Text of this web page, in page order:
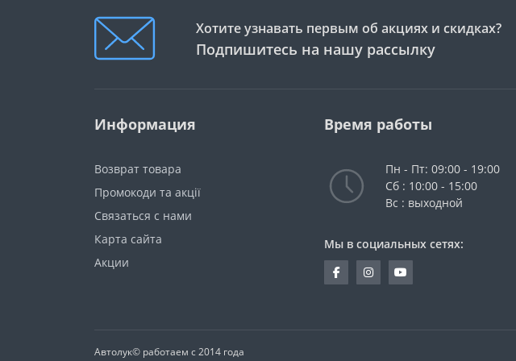
Хотите узнавать первым об акциях и скидках?
Подпишитесь на нашу рассылку
Информация
Возврат товара
Промокоди та акції
Связаться с нами
Карта сайта
Акции
Время работы
Пн - Пт: 09:00 - 19:00
Сб : 10:00 - 15:00
Вс : выходной
Мы в социальных сетях:
Автолук© работаем с 2014 года